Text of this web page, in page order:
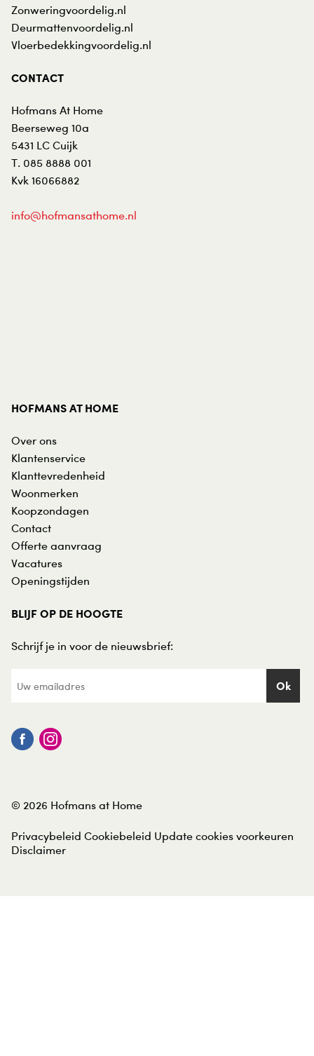
Zonweringvoordelig.nl
Deurmattenvoordelig.nl
Vloerbedekkingvoordelig.nl
CONTACT
Hofmans At Home
Beerseweg 10a
5431 LC Cuijk
T. 085 8888 001
Kvk 16066882
info@hofmansathome.nl
HOFMANS AT HOME
Over ons
Klantenservice
Klanttevredenheid
Woonmerken
Koopzondagen
Contact
Offerte aanvraag
Vacatures
Openingstijden
BLIJF OP DE HOOGTE
Schrijf je in voor de nieuwsbrief:
© 2026 Hofmans at Home
Privacybeleid Cookiebeleid Update cookies voorkeuren
Disclaimer